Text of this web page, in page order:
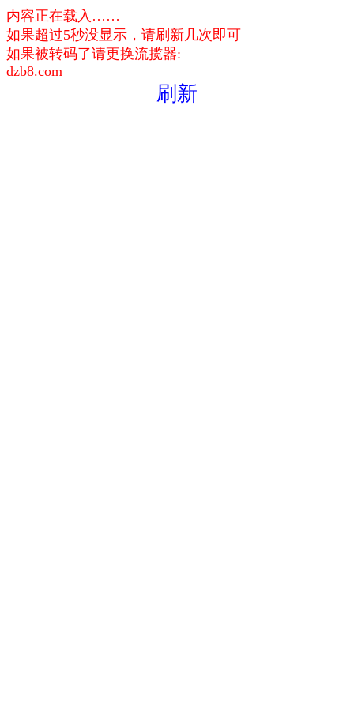
内容正在载入……
如果超过5秒没显示，请刷新几次即可
如果被转码了请更换流揽器:
dzb8.com
刷新